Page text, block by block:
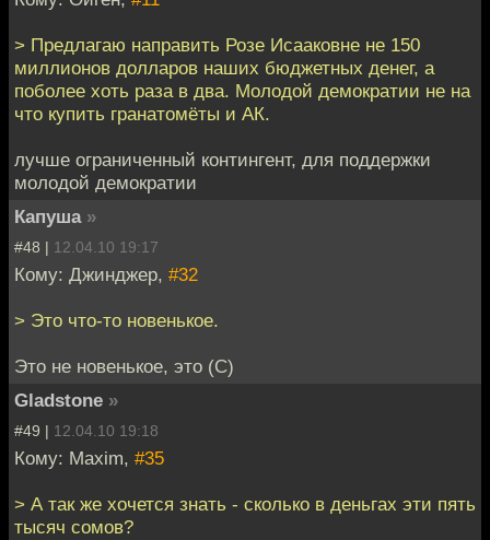
> Предлагаю направить Розе Исааковне не 150
миллионов долларов наших бюджетных денег, а
поболее хоть раза в два. Молодой демократии не на
что купить гранатомёты и АК.
лучше ограниченный контингент, для поддержки
молодой демократии
Капуша »
#48 | 12.04.10 19:17
Кому: Джинджер, #32
> Это что-то новенькое.
Это не новенькое, это (С)
Gladstone »
#49 | 12.04.10 19:18
Кому: Maxim, #35
> А так же хочется знать - сколько в деньгах эти пять
тысяч сомов?